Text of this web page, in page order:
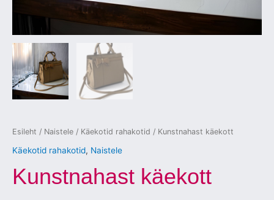
Esileht / Naistele / Käekotid rahakotid / Kunstnahast käekott
Käekotid rahakotid, Naistele
Kunstnahast käekott